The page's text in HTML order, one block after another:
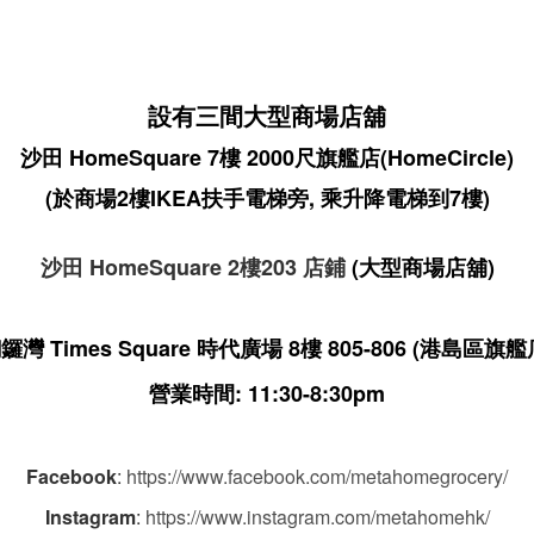
設有三間大型商場店舖
沙田 HomeSquare 7樓 2000尺旗艦店(HomeCircle)
(於商場2樓IKEA扶手電梯旁, 乘升降電梯到7樓)
沙田 HomeSquare 2樓203 店鋪(大型商場店舖)
灣 Times Square 時代廣場 8樓 805-806(港島區旗艦
營業時間: 11:30-8:30pm
Facebook: https://www.facebook.com/metahomegrocery/
Instagram: https://www.instagram.com/metahomehk/